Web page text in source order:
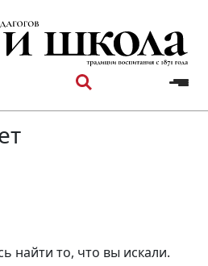
найти то, что вы искали.